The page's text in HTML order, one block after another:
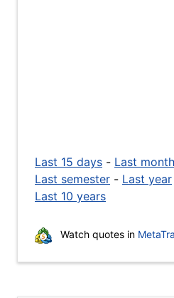
Last 15 days - Last month
Last semester - Last year
Last 10 years
Watch quotes in